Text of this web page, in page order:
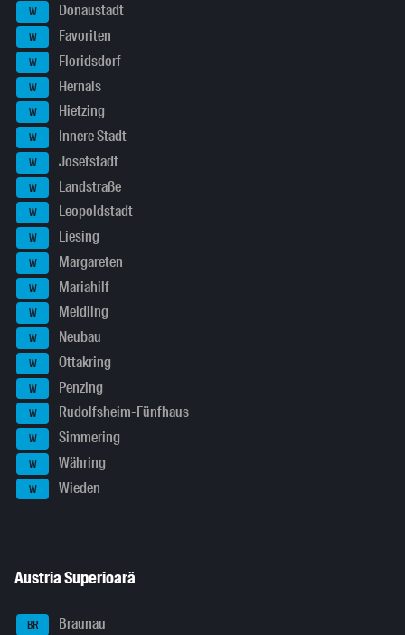
W Donaustadt
W Favoriten
W Floridsdorf
W Hernals
W Hietzing
W Innere Stadt
W Josefstadt
W Landstraße
W Leopoldstadt
W Liesing
W Margareten
W Mariahilf
W Meidling
W Neubau
W Ottakring
W Penzing
W Rudolfsheim-Fünfhaus
W Simmering
W Währing
W Wieden
Austria Superioară
BR Braunau